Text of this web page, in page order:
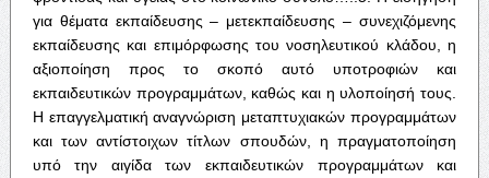
για θέματα εκπαίδευσης – μετεκπαίδευσης – συνεχιζόμενης
εκπαίδευσης και επιμόρφωσης του νοσηλευτικού κλάδου, η
αξιοποίηση προς το σκοπό αυτό υποτροφιών και
εκπαιδευτικών προγραμμάτων, καθώς και η υλοποίησή τους.
Η επαγγελματική αναγνώριση μεταπτυχιακών προγραμμάτων
και των αντίστοιχων τίτλων σπουδών, η πραγματοποίηση
υπό την αιγίδα των εκπαιδευτικών προγραμμάτων και